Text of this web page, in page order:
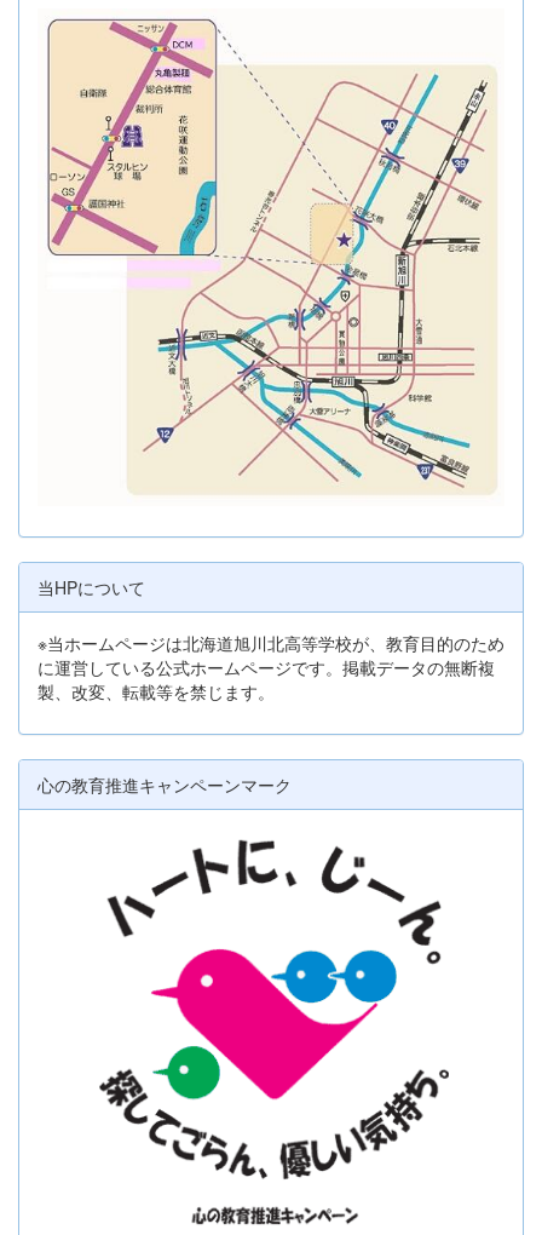
当HPについて
※当ホームページは北海道旭川北高等学校が、教育目的のため
に運営している公式ホームページです。掲載データの無断複
製、改変、転載等を禁じます。
心の教育推進キャンペーンマーク